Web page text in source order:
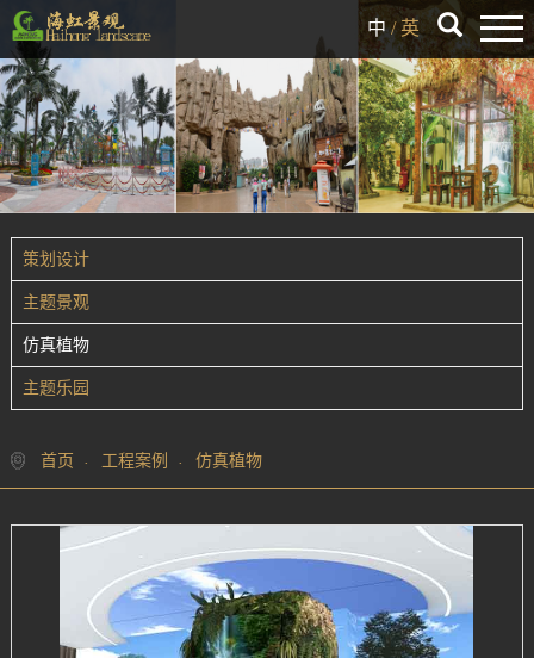
中/英
策划设计
主题景观
仿真植物
主题乐园
首页 工程案例 仿真植物